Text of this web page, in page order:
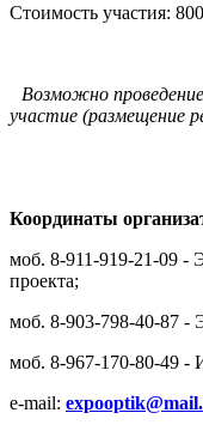
Стоимость участия:
Возможно
участие (размещение
Координаты
моб. 8-911-919-21-09 -
проекта;
моб. 8-903-798-40-87 -
моб. 8-967-170-80-49 -
e-mail: